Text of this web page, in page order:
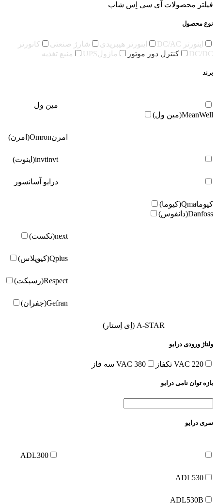
فیلتر محصولات آی سی اِس شاپ
نوع محصول
اینورتر DC/AC اینورتر هیبریدی شارژ صنعتی
کانورتر
DC/DC
کنترل دور موتور ماژولUPS منبع تغذیه
برند
مین ول
MeanWell(مین ول)
امرنOmron(امرن)
invtinvt(اینوت)
درایو آسانسور
کیوماQma(کیوما)
Danfoss(دانفوس)
next(نکست)
Qplus(کیوپلاس)
Respect(رسپکت)
Gefran(جفران)
A-STAR (اِی اِستار)
ولتاژ ورودی درایو
220 VAC تکفاز 380 VAC سه فاز
بازه توان نامی درایو
سری درایو
ADL300
ADL530
ADL530B